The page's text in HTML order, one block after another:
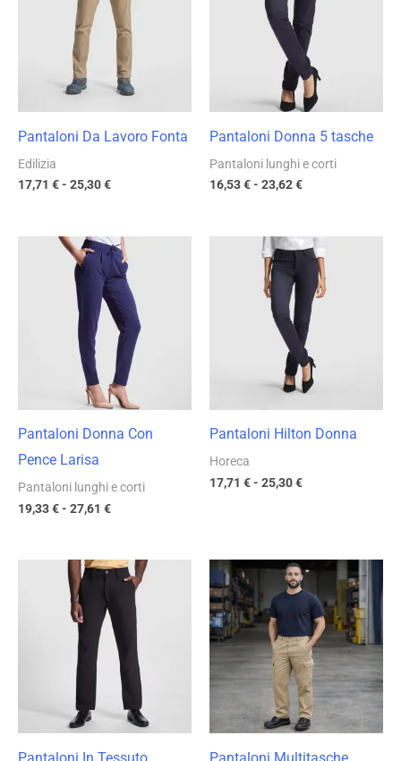
Pantaloni Da Lavoro Fonta
Edilizia
17,71 €- 25,30€
17,71 €
a
25,30 €
Pantaloni Donna 5 tasche
Pantaloni lunghi e corti
16,53€- 23,62€
16,53 €
a
23,62 €
Pantaloni Donna Con
Pence Larisa
Pantaloni lunghi e corti
19,33€- 27,61 €
Fascia
di
prezzo:
da
19,33 €
a
27,61 €
Pantaloni Hilton Donna
Horeca
17,71 €- 25,30€
Fascia
prezzo:
da
17,71 €
a
25,30 €
Fascia
prezzo:
da
19,33 €
a
27,61 €
Fascia
di
prezzo:
da
8,47 €
a
12,10 €